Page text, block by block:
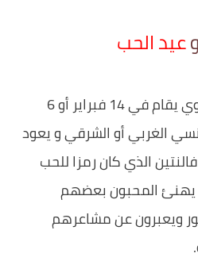
عيد الحب
يوم الحب هو احتفال سنوي يقام في 14 فبراير أو 6
الغربي أو الشرقي و يعود
الذي كان رمزا للحب
يهنئ المحبون بعضهم
ويعبرون عن مشاعرهم